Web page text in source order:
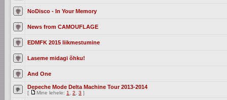
NoDisco - In Your Memory
News from CAMOUFLAGE
EDMFK 2015 liikmestumine
Laseme midagi õhku!
And One
Depeche Mode Delta Machine Tour 2013-2014
[ Mine lehele: 1 2 3 ]